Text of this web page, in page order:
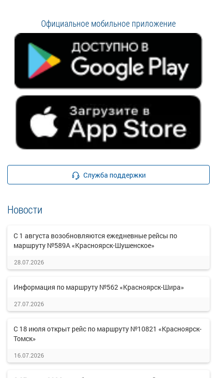
Официальное мобильное приложение
Служба поддержки
Новости
С 1 августа возобновляются ежедневные рейсы по
маршруту №589А «Красноярск-Шушенское»
28.07.2026
Информация по маршруту №562 «Красноярск-Шира»
27.07.2026
С 18 июля открыт рейс по маршруту №10821 «Красноярск-
Томск»
16.07.2026